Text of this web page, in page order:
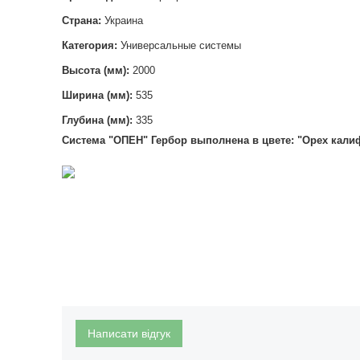
Страна: Украина
Категория: Универсальные системы
Высота (мм): 2000
Ширина (мм): 535
Глубина (мм): 335
Система "ОПЕН" Гербор выполнена в цвете: "Орех
Написати відгук